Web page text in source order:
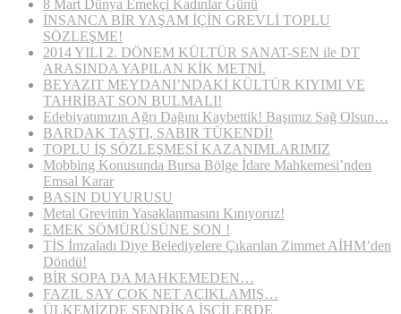
8 Mart Dünya Emekçi Kadınlar Günü
İNSANCA BİR YAŞAM İÇİN GREVLİ TOPLU
SÖZLEŞME!
2014 YILI 2. DÖNEM KÜLTÜR SANAT-SEN ile DT
ARASINDA YAPILAN KİK METNİ.
BEYAZIT MEYDANI’NDAKİ KÜLTÜR KIYIMI VE
TAHRİBAT SON BULMALI!
Edebiyatımızın Ağrı Dağını Kaybettik! Başımız Sağ Olsun…
BARDAK TAŞTI, SABIR TÜKENDİ!
TOPLU İŞ SÖZLEŞMESİ KAZANIMLARIMIZ
Mobbing Konusunda Bursa Bölge İdare Mahkemesi’nden
Emsal Karar
BASIN DUYURUSU
Metal Grevinin Yasaklanmasını Kınıyoruz!
EMEK SÖMÜRÜSÜNE SON !
TİS İmzaladı Diye Belediyelere Çıkarılan Zimmet AİHM’den
Döndü!
BİR SOPA DA MAHKEMEDEN…
FAZIL SAY ÇOK NET AÇIKLAMIŞ…
ÜLKEMİZDE SENDİKA İŞÇİLERDE